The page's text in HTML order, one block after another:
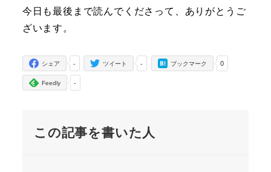
今日も最後まで読んでくださって、ありがとうご
ざいます。
-
シェア -
ツイート 0
ブックマーク
-
Feedly
この記事を書いた人